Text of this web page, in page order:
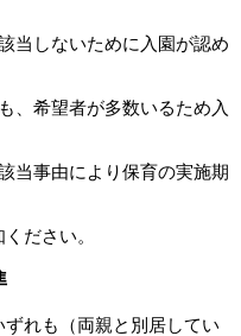
当しないために入園が認め
、希望者が多数いるため入
当事由により保育の実施期
ださい。
れも（両親と別居してい